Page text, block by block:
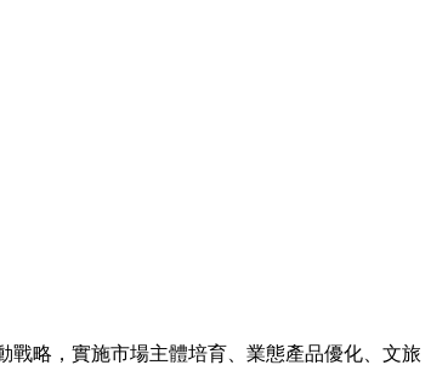
略，實施市場主體培育、業態產品優化、文旅